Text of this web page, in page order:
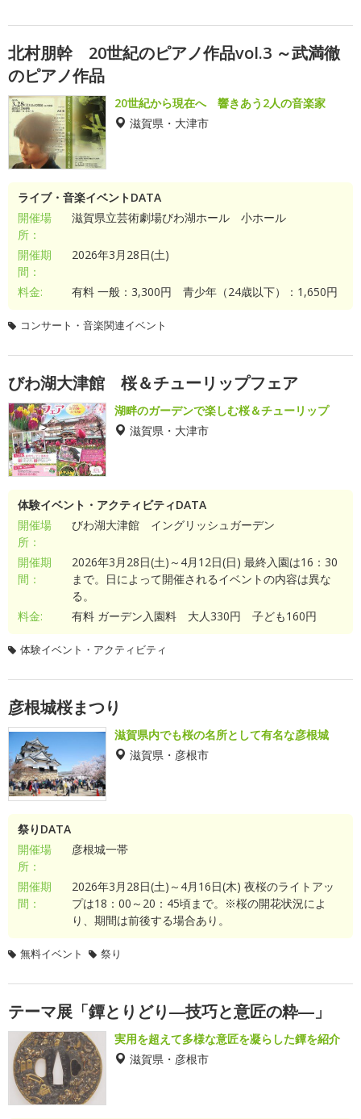
北村朋幹 20世紀のピアノ作品vol.3 ～武満徹
のピアノ作品
20世紀から現在へ 響きあう2人の音楽家
滋賀県・大津市
ライブ・音楽イベントDATA
開催場
所：
滋賀県立芸術劇場びわ湖ホール 小ホール
開催期
間：
2026年3月28日(土)
料金: 有料 一般：3,300円 青少年（24歳以下）：1,650円
コンサート・音楽関連イベント
びわ湖大津館 桜＆チューリップフェア
湖畔のガーデンで楽しむ桜＆チューリップ
滋賀県・大津市
体験イベント・アクティビティDATA
開催場
所：
びわ湖大津館 イングリッシュガーデン
開催期
間：
2026年3月28日(土)～4月12日(日) 最終入園は16：30
まで。日によって開催されるイベントの内容は異な
る。
料金:
有料 ガーデン入園料 大人330円 子ども160円
体験イベント・アクティビティ
彦根城桜まつり
滋賀県内でも桜の名所として有名な彦根城
滋賀県・彦根市
祭りDATA
開催場
所：
彦根城一帯
開催期
間：
2026年3月28日(土)～4月16日(木) 夜桜のライトアッ
プは18：00～20：45頃まで。※桜の開花状況によ
り、期間は前後する場合あり。
無料イベント 祭り
テーマ展「鐔とりどり―技巧と意匠の粋―」
実用を超えて多様な意匠を凝らした鐔を紹介
滋賀県・彦根市